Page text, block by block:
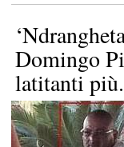
Domingo
latitanti